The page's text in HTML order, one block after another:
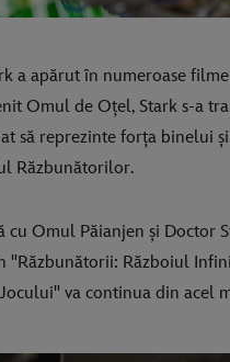
a apărut în numeroase
Omul de Oțel, Stark s-a
să reprezinte forța binelui
Răzbunătorilor.
cu Omul Păianjen și Doctor
"Răzbunătorii: Războiul
va continua din acel